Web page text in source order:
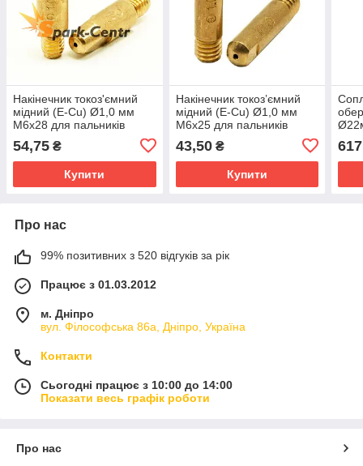
Накінечник токоз'ємний
мідний (E-Cu) Ø1,0 мм
М6х28 для пальників
ABIMIG GRIP A(T) 255 LW
Abicor Binzel (Німеччина)
54,75 ₴
Купити
Накінечник токоз’ємний
мідний (E-Cu) Ø1,0 мм
М6х25 для пальників
ABIMIG GRIP A(T) 155 LW
Abicor Binzel (Німеччина)
43,50₴
Купити
LW
Про нас
99% позитивних з 520 відгуків за рік
Працює з 01.03.2012
м. Дніпро
вул. Філософська 86а, Дніпро, Україна
Контакти
Сьогодні працює з 10:00 до 14:00
Показати весь графік роботи
Про нас